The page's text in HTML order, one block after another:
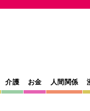
介護 お金 人間関係